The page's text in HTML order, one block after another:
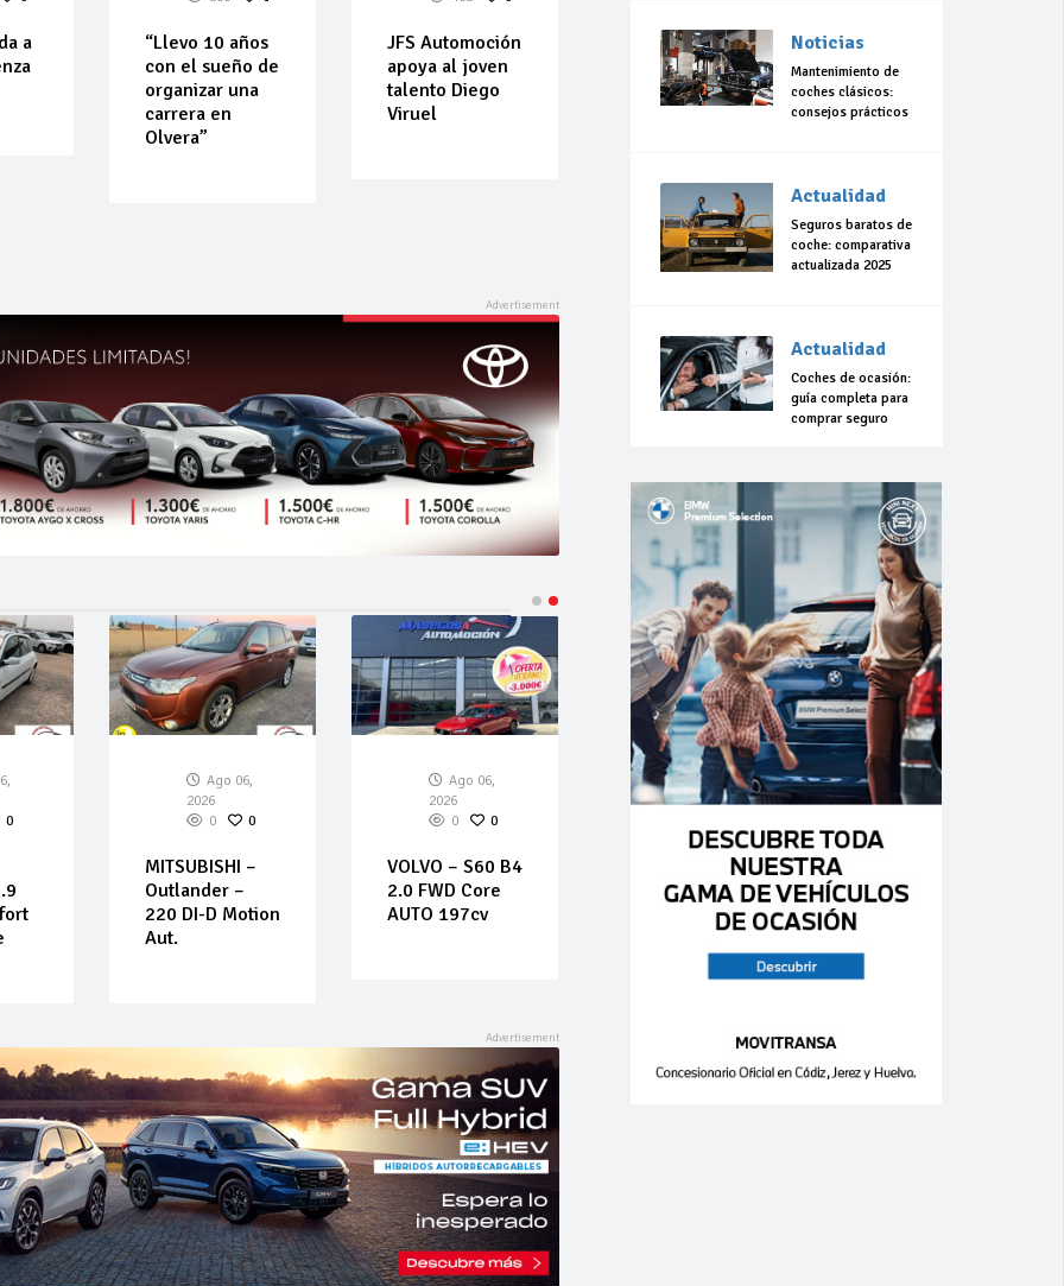
a
“Llevo 10 años
con el sueño de
organizar una
carrera en
Olvera”
JFS Automoción
apoya al joven
talento Diego
Viruel
0
Ago 06,
2026
0
0
MITSUBISHI –
Outlander –
220 DI-D Motion
Aut.
Ago 06,
2026
0
0
VOLVO – S60 B4
2.0 FWD Core
AUTO 197cv
Noticias
Mantenimiento de
coches clásicos:
consejos prácticos
Actualidad
Seguros baratos de
coche: comparativa
actualizada 2025
Actualidad
Coches de ocasión:
guía completa para
comprar seguro